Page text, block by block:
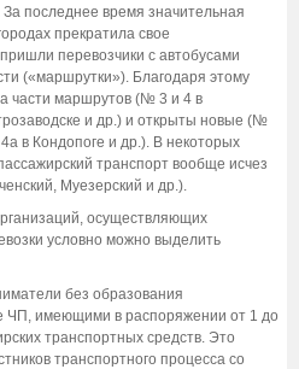
последнее время значительная
прекратила свое
перевозчики с автобусами
(«маршрутки»). Благодаря этому
части маршрутов (№ 3 и 4 в
и др.) и открыты новые (№
в Кондопоге и др.). В некоторых
транспорт вообще исчез
Муезерский и др.).
осуществляющих
условно можно выделить
без образования
ЧП, имеющими в распоряжении от 1 до
транспортных средств. Это
транспортного процесса со